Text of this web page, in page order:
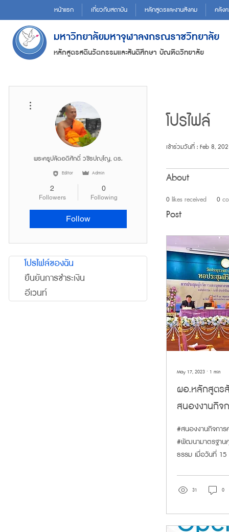
หน้าแรก เกี่ยวกับสถาบัน หลักสูตรและงานสังคม คลัง
มหาวิทยาลัยมหาจุฬาลงกรณราชวิทยาลัย
หลักสูตรสตินวัตกรรมและสันติศึกษา บัณฑิตวิทยาลัย
โปรไฟล์
เข้าร่วมวันที่ : Feb 8,
About
0 likes received 0
Post
May 17, 2023 ∙ 1 min
ผอ.หลักสูตร
สนองงานกิ
มาตรฐานคุ
#สนองงานกิจกา
#พัฒนามาตรฐาน
ธรรม เมื่อวันที่
31 0
พระครูปลัดอดิศักดิ์ วชิรปญฺโญ, ดร.
Editor Admin
2
Followers
0
Following
Follow
โปรไฟล์ของฉัน
ยืนยันการชำระเงิน
อีเวนท์